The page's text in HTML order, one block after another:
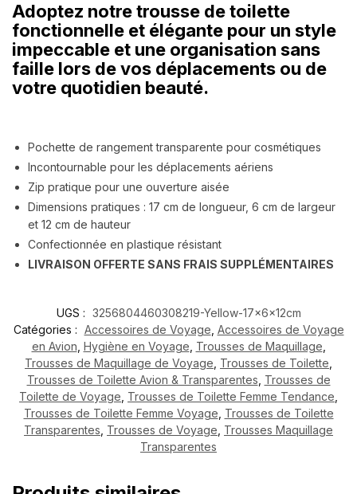
Adoptez notre trousse de toilette
fonctionnelle et élégante pour un style
impeccable et une organisation sans
faille lors de vos déplacements ou de
votre quotidien beauté.
Pochette de rangement transparente pour cosmétiques
Incontournable pour les déplacements aériens
Zip pratique pour une ouverture aisée
Dimensions pratiques : 17 cm de longueur, 6 cm de largeur
et 12 cm de hauteur
Confectionnée en plastique résistant
LIVRAISON OFFERTE SANS FRAIS SUPPLÉMENTAIRES
UGS : 3256804460308219-Yellow-17x6x12cm
Catégories : Accessoires de Voyage, Accessoires de Voyage
en Avion, Hygiène en Voyage, Trousses de Maquillage,
Trousses de Maquillage de Voyage, Trousses de Toilette,
Trousses de Toilette Avion & Transparentes, Trousses de
Toilette de Voyage, Trousses de Toilette Femme Tendance,
Trousses de Toilette Femme Voyage, Trousses de Toilette
Transparentes, Trousses de Voyage, Trousses Maquillage
Transparentes